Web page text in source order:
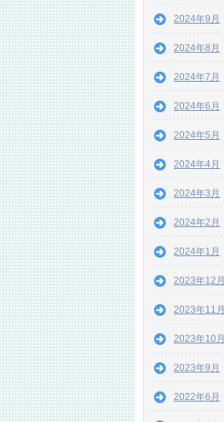
2024年9月
2024年8月
2024年7月
2024年6月
2024年5月
2024年4月
2024年3月
2024年2月
2024年1月
2023年12月
2023年11月
2023年10月
2023年9月
2022年6月